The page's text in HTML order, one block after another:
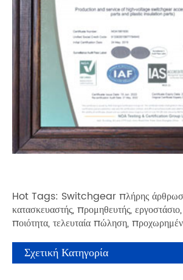
Hot Tags: Switchgear πλήρης
κατασκευαστής, προμηθευτής,
ποιότητα, τελευταία πώληση,
Σχετική Κατηγορία